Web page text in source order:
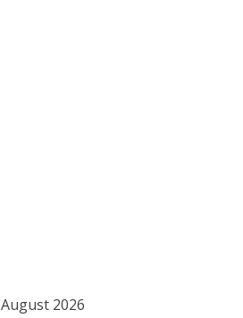
August 2026